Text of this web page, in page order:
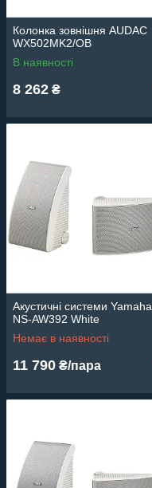
Колонка зовнішня AUDAC
WX502MK2/OB
В наявності
8 262 ₴
Акустичні системи Yamaha
NS-AW392 White
Немає в наявності
11 790 ₴/пара